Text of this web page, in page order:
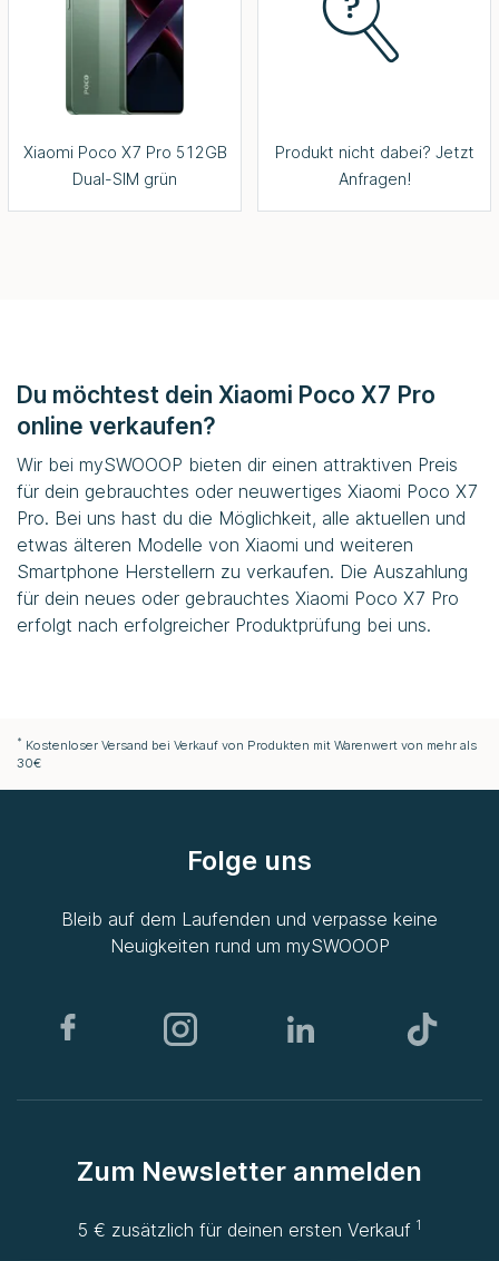
Xiaomi Poco X7 Pro 512GB
Dual-SIM grün
Produkt nicht dabei? Jetzt
Anfragen!
Du möchtest dein Xiaomi Poco X7 Pro
online verkaufen?
Wir bei mySWOOOP bieten dir einen attraktiven Preis
für dein gebrauchtes oder neuwertiges Xiaomi Poco X7
Pro. Bei uns hast du die Möglichkeit, alle aktuellen und
etwas älteren Modelle von Xiaomi und weiteren
Smartphone Herstellern zu verkaufen. Die Auszahlung
für dein neues oder gebrauchtes Xiaomi Poco X7 Pro
erfolgt nach erfolgreicher Produktprüfung bei uns.
* Kostenloser Versand bei Verkauf von Produkten mit Warenwert von mehr als
30€
Folge uns
Bleib auf dem Laufenden und verpasse keine
Neuigkeiten rund um mySWOOOP
Zum Newsletter anmelden
5 € zusätzlich für deinen ersten Verkauf1